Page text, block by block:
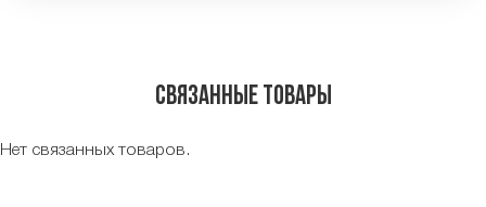
Связанные товары
Нет связанных товаров.